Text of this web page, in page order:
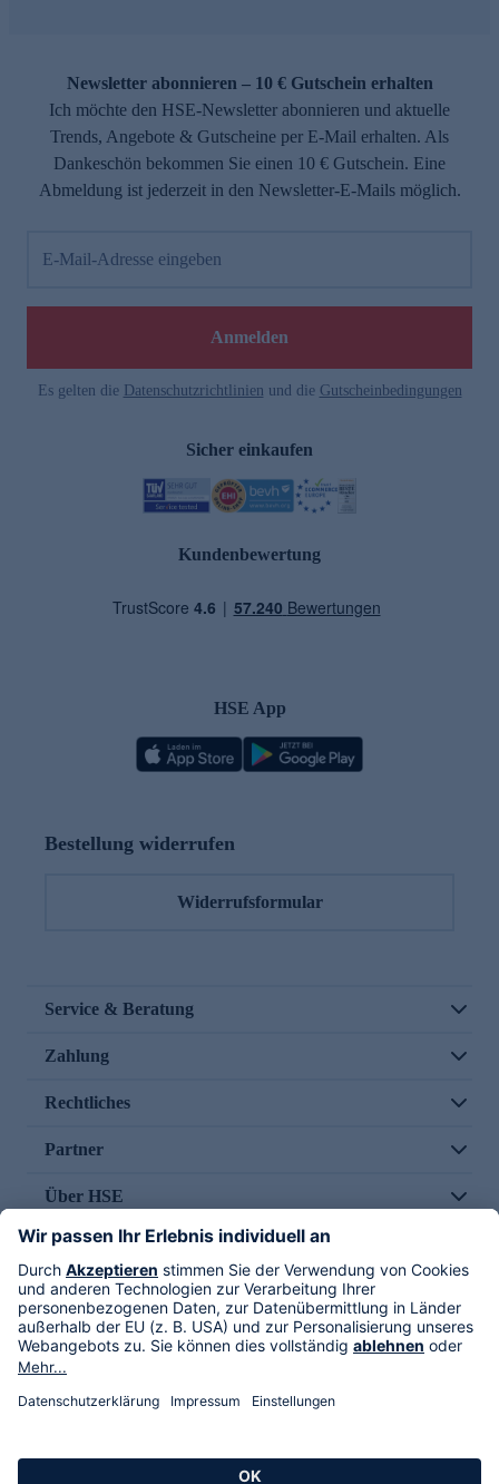
Newsletter abonnieren – 10 € Gutschein erhalten
Ich möchte den HSE-Newsletter abonnieren und aktuelle
Trends, Angebote & Gutscheine per E-Mail erhalten. Als
Dankeschön bekommen Sie einen 10 € Gutschein. Eine
Abmeldung ist jederzeit in den Newsletter-E-Mails möglich.
E-Mail-Adresse eingeben
Anmelden
Es gelten die Datenschutzrichtlinien und die Gutscheinbedingungen
Sicher einkaufen
Kundenbewertung
HSE App
Bestellung widerrufen
Widerrufsformular
Service & Beratung
Zahlung
Rechtliches
Partner
Über HSE
Im TV
HSE International